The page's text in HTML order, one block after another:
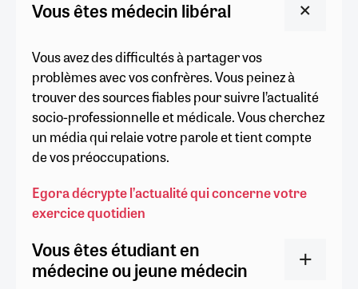
Vous êtes médecin libéral
Vous avez des difficultés à partager vos
problèmes avec vos confrères. Vous peinez à
trouver des sources fiables pour suivre l’actualité
socio-professionnelle et médicale. Vous cherchez
un média qui relaie votre parole et tient compte
de vos préoccupations.
Egora décrypte l’actualité qui concerne votre
exercice quotidien
Vous êtes étudiant en
médecine ou jeune médecin